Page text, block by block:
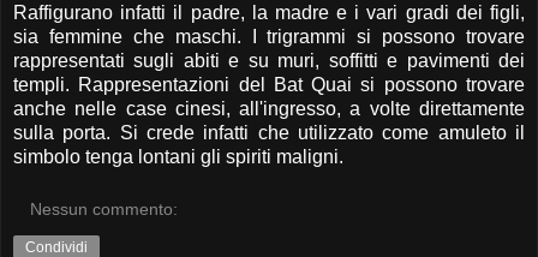
Raffigurano infatti il padre, la madre e i vari gradi dei figli,
sia femmine che maschi. I trigrammi si possono trovare
rappresentati sugli abiti e su muri, soffitti e pavimenti dei
templi. Rappresentazioni del Bat Quai si possono trovare
anche nelle case cinesi, all'ingresso, a volte direttamente
sulla porta. Si crede infatti che utilizzato come amuleto il
simbolo tenga lontani gli spiriti maligni.
Nessun commento:
Condividi